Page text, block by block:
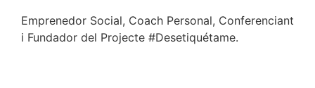
Emprenedor Social, Coach Personal, Conferenciant
i Fundador del Projecte #Desetiquétame.